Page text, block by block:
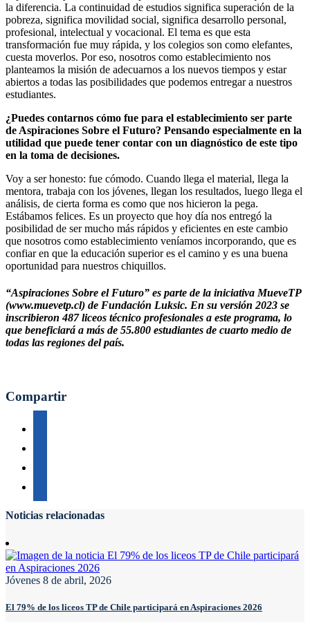
la diferencia. La continuidad de estudios significa superación de la
pobreza, significa movilidad social, significa desarrollo personal,
profesional, intelectual y vocacional. El tema es que esta
transformación fue muy rápida, y los colegios son como elefantes,
cuesta moverlos. Por eso, nosotros como establecimiento nos
planteamos la misión de adecuarnos a los nuevos tiempos y estar
abiertos a todas las posibilidades que podemos entregar a nuestros
estudiantes.
¿Puedes contarnos cómo fue para el establecimiento ser parte
de Aspiraciones Sobre el Futuro? Pensando especialmente en la
utilidad que puede tener contar con un diagnóstico de este tipo
en la toma de decisiones.
Voy a ser honesto: fue cómodo. Cuando llega el material, llega la
mentora, trabaja con los jóvenes, llegan los resultados, luego llega el
análisis, de cierta forma es como que nos hicieron la pega.
Estábamos felices. Es un proyecto que hoy día nos entregó la
posibilidad de ser mucho más rápidos y eficientes en este cambio
que nosotros como establecimiento veníamos incorporando, que es
confiar en que la educación superior es el camino y es una buena
oportunidad para nuestros chiquillos.
“Aspiraciones Sobre el Futuro” es parte de la iniciativa MueveTP
(www.muevetp.cl) de Fundación Luksic. En su versión 2023 se
inscribieron 487 liceos técnico profesionales a este programa, lo
que beneficiará a más de 55.800 estudiantes de cuarto medio de
todas las regiones del país.
Compartir
Noticias relacionadas
Jóvenes 8 de abril, 2026
El 79% de los liceos TP de Chile participará en Aspiraciones 2026